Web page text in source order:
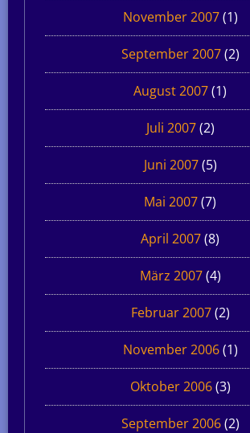
November 2007(1)
September 2007(2)
August 2007(1)
Juli 2007(2)
Juni 2007(5)
Mai 2007(7)
April 2007(8)
März 2007(4)
Februar 2007(2)
November 2006(1)
Oktober 2006(3)
September 2006(2)